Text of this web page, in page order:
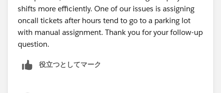
shifts more efficiently. One of our issues is assigning
oncall tickets after hours tend to go to a parking lot
with manual assignment. Thank you for your follow-up
question.
役立つとしてマーク